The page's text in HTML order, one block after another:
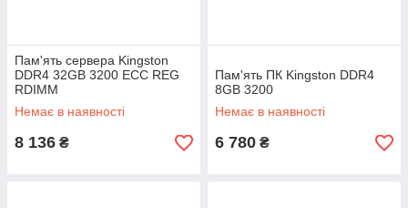
Пам'ять сервера Kingston
DDR4 32GB 3200 ECC REG
RDIMM
Немає в наявності
8 136 ₴
Пам'ять ПК Kingston DDR4
8GB 3200
Немає в наявності
6 780 ₴